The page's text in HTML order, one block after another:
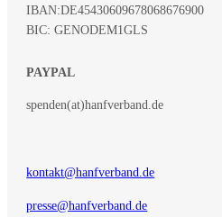
IBAN:DE45430609678068676900
BIC: GENODEM1GLS
PAYPAL
spenden(at)hanfverband.de
kontakt@hanfverband.de
presse@hanfverband.de